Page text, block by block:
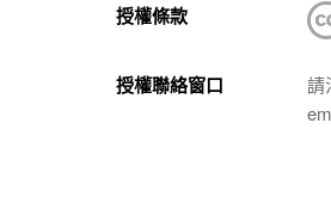
授權條款
授權聯絡窗口
請